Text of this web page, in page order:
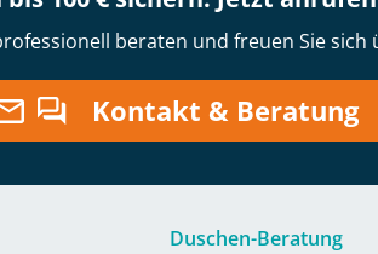
beraten und freuen Sie sich
Kontakt & Beratung
Duschen-Beratung